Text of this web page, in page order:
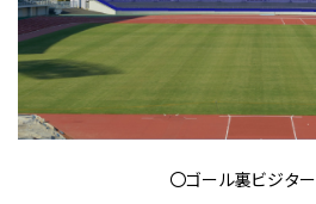
〇ゴール裏ビジタ